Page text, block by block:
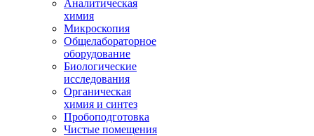
Аналитическая
химия
Микроскопия
Общелабораторное
оборудование
Биологические
исследования
Органическая
химия и синтез
Пробоподготовка
Чистые помещения